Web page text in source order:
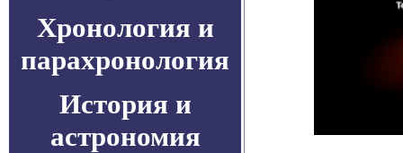
Хронология и
парахронология
История и
астрономия